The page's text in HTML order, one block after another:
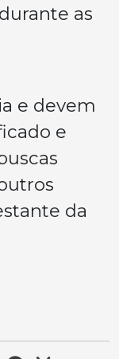
as
e devem
e
da